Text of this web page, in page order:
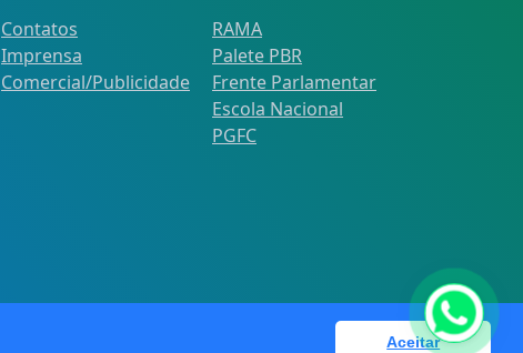
Aceitar
Contatos
Imprensa
Comercial/Publicidade
RAMA
Palete PBR
Frente Parlamentar
Escola Nacional
PGFC